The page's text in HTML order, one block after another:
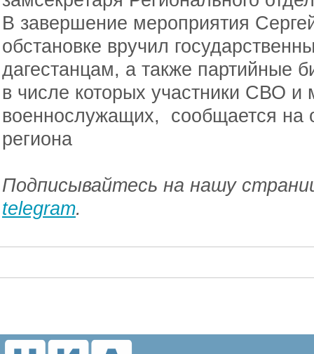
В завершение мероприятия
обстановке вручил
дагестанцам, а также партийные
в числе которых участники СВО и
военнослужащих, сообщается на
региона
Подписывайтесь на нашу
telegram.